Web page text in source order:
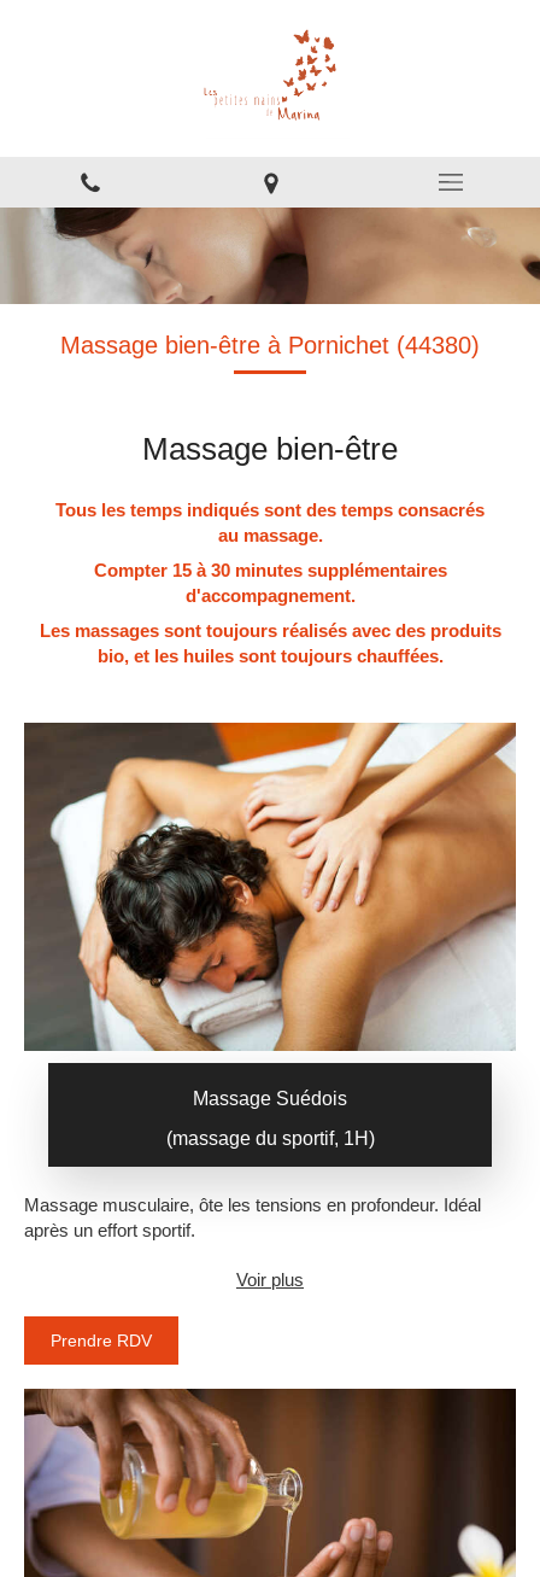
Massage bien-être à Pornichet (44380)
Massage bien-être
Tous les temps indiqués sont des temps consacrés
au massage.
Compter 15 à 30 minutes supplémentaires
d'accompagnement.
Les massages sont toujours réalisés avec des produits
bio, et les huiles sont toujours chauffées.
Massage Suédois
(massage du sportif, 1H)
Massage musculaire, ôte les tensions en profondeur. Idéal
après un effort sportif.
Voir plus
Prendre RDV